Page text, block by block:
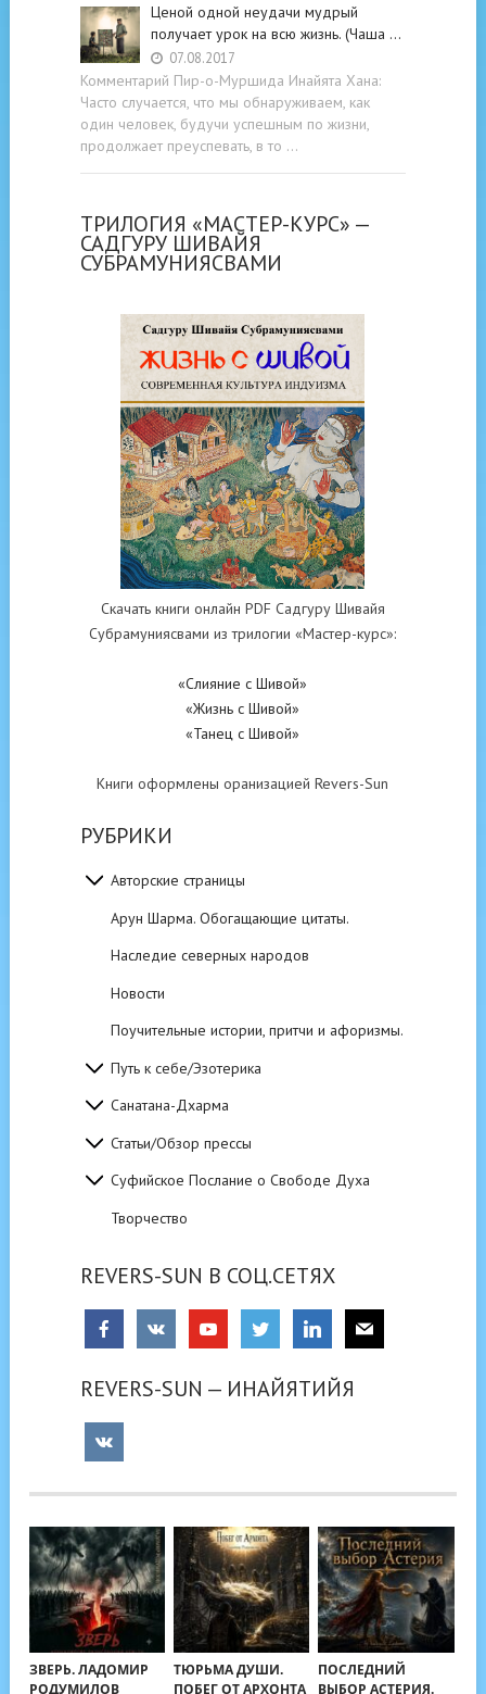
Ценой одной неудачи мудрый
получает урок на всю жизнь. (Чаша …
07.08.2017
Комментарий Пир-о-Муршида Инайята Хана:
Часто случается, что мы обнаруживаем, как
один человек, будучи успешным по жизни,
продолжает преуспевать, в то …
ТРИЛОГИЯ «МАСТЕР-КУРС» —
САДГУРУ ШИВАЙЯ
СУБРАМУНИЯСВАМИ
Скачать книги онлайн PDF Садгуру Шивайя
Субрамуниясвами из трилогии «Мастер-курс»:
«Слияние с Шивой»
«Жизнь с Шивой»
«Танец с Шивой»
Книги оформлены оранизацией Revers-Sun
РУБРИКИ
Авторские страницы
Арун Шарма. Обогащающие цитаты.
Наследие северных народов
Новости
Поучительные истории, притчи и афоризмы.
Путь к себе/Эзотерика
Санатана-Дхарма
Статьи/Обзор прессы
Суфийское Послание о Свободе Духа
Творчество
REVERS-SUN В СОЦ.СЕТЯХ
REVERS-SUN — ИНАЙЯТИЙЯ
ЗВЕРЬ. ЛАДОМИР
РОДУМИЛОВ
ТЮРЬМА ДУШИ.
ПОБЕГ ОТ АРХОНТА
ПОСЛЕДНИЙ
ВЫБОР АСТЕРИЯ.